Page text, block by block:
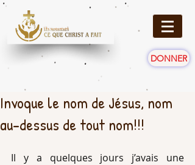
DONNER
Invoque le nom de Jésus, nom
au-dessus de tout nom!!!
Il y a quelques jours j’avais une